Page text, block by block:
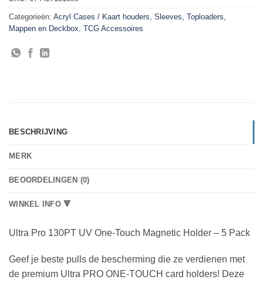
Categorieën: Acryl Cases / Kaart houders, Sleeves, Toploaders,
Mappen en Deckbox, TCG Accessoires
BESCHRIJVING
MERK
BEOORDELINGEN (0)
WINKEL INFO 🔻
Ultra Pro 130PT UV One-Touch Magnetic Holder – 5 Pack
Geef je beste pulls de bescherming die ze verdienen met
de premium Ultra PRO ONE-TOUCH card holders! Deze